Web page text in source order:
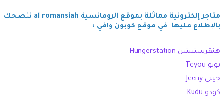
متاجر إلكترونية مماثلة بموقع الرومانسية al romansiah ننصحك
بالإطلاع عليها في موقع كوبون وافي :
هنقرستيشن Hungerstation
تويو Toyou
جيني Jeeny
كودو Kudu